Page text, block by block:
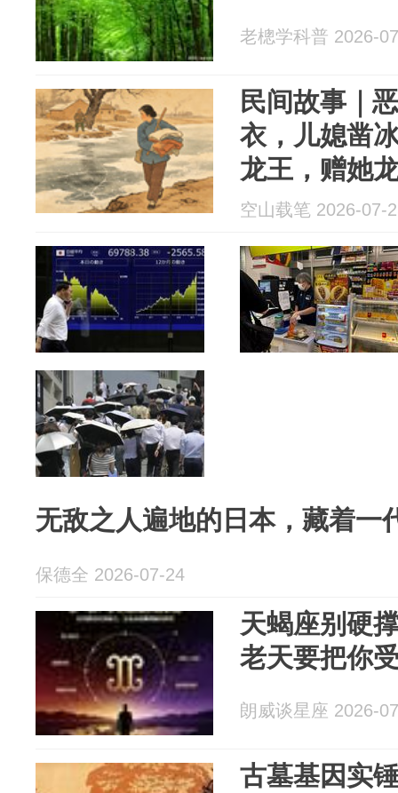
老樬学科普 2026-
民间故事｜
衣，儿媳凿
龙王，赠她
头！
空山载笔 2026-07-
无敌之人遍地的日本，藏着一
保德全 2026-07-24
天蝎座别硬
老天要把你
朗威谈星座 2026-
古墓基因实